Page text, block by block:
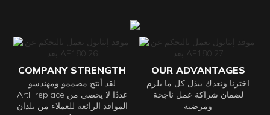
COMPANY STRENGTH
لقد أنتج مصممو ومهندسو
ArtFireplace عددًا لا يحصى من
المواقد الرائعة للعملاء من بلدان
OUR ADVANTAGES
اخترنا ونعدك ببذل كل ما يلزم
لضمان شراكة عمل ناجحة
ومرضية